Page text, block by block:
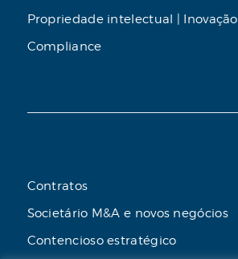
Propriedade intelectual | Inovação
Compliance
Contratos
Societário M&A e novos negócios
Contencioso estratégico